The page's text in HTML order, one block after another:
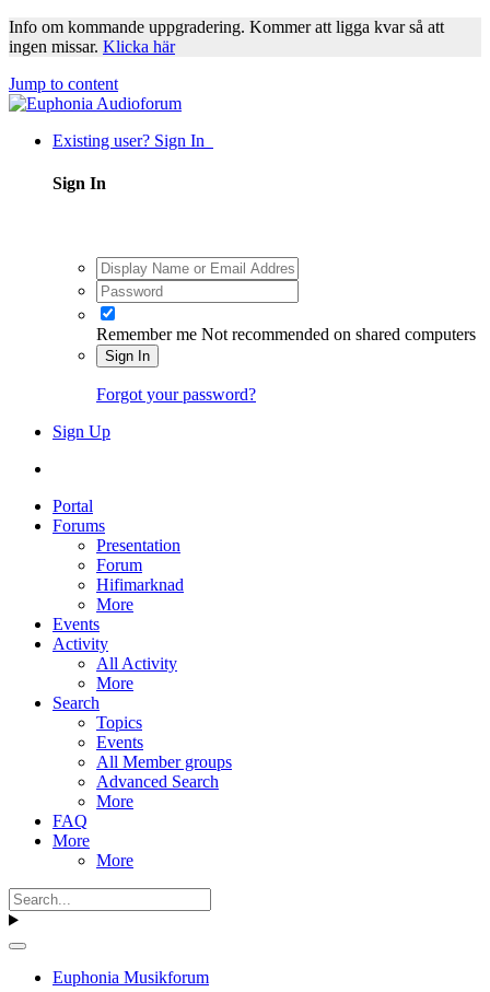
Info om kommande uppgradering. Kommer att ligga kvar så att
ingen missar. Klicka här
Jump to content
Existing user? Sign In
Sign In
Remember me Not recommended on shared computers
Sign In
Forgot your password?
Sign Up
Portal
Forums
Presentation
Forum
Hifimarknad
More
Events
Activity
All Activity
More
Search
Topics
Events
All Member groups
Advanced Search
More
FAQ
More
More
Euphonia Musikforum